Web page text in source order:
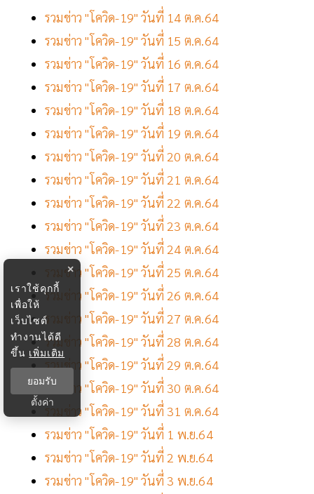
รวมข่าว "โควิด-19" วันที่ 14 ต.ค.64
รวมข่าว "โควิด-19" วันที่ 15 ต.ค.64
รวมข่าว "โควิด-19" วันที่ 16 ต.ค.64
รวมข่าว "โควิด-19" วันที่ 17 ต.ค.64
รวมข่าว "โควิด-19" วันที่ 18 ต.ค.64
รวมข่าว "โควิด-19" วันที่ 19 ต.ค.64
รวมข่าว "โควิด-19" วันที่ 20 ต.ค.64
รวมข่าว "โควิด-19" วันที่ 21 ต.ค.64
รวมข่าว "โควิด-19" วันที่ 22 ต.ค.64
รวมข่าว "โควิด-19" วันที่ 23 ต.ค.64
รวมข่าว "โควิด-19" วันที่ 24 ต.ค.64
รวมข่าว "โควิด-19" วันที่ 25 ต.ค.64
รวมข่าว "โควิด-19" วันที่ 26 ต.ค.64
รวมข่าว "โควิด-19" วันที่ 27 ต.ค.64
รวมข่าว "โควิด-19" วันที่ 28 ต.ค.64
รวมข่าว "โควิด-19" วันที่ 29 ต.ค.64
รวมข่าว "โควิด-19" วันที่ 30 ต.ค.64
รวมข่าว "โควิด-19" วันที่ 31 ต.ค.64
รวมข่าว "โควิด-19" วันที่ 1 พ.ย.64
รวมข่าว "โควิด-19" วันที่ 2 พ.ย.64
รวมข่าว "โควิด-19" วันที่ 3 พ.ย.64
×
เราใช้คุกกี้
เพื่อให้
เว็บไซต์
ทำงานได้ดี
ขึ้น เพิ่มเติม
ยอมรับ
ตั้งค่า